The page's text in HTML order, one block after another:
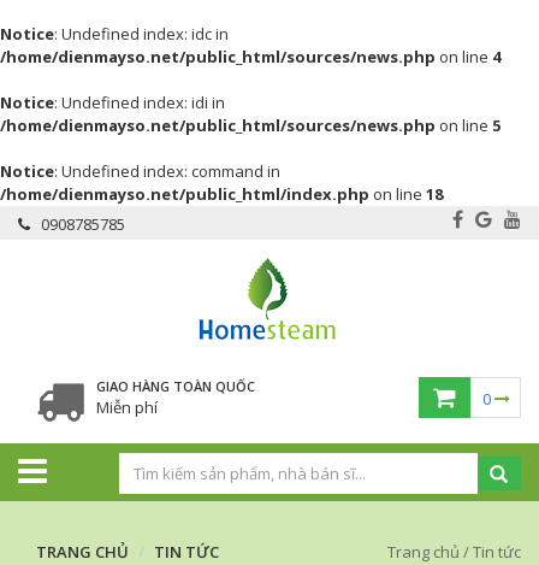
Notice: Undefined index: idc in
/home/dienmayso.net/public_html/sources/news.php on line 4
Notice: Undefined index: idi in
/home/dienmayso.net/public_html/sources/news.php on line 5
Notice: Undefined index: command in
/home/dienmayso.net/public_html/index.php on line 18
0908785785
GIAO HÀNG TOÀN QUỐC
Miễn phí 0
TRANG CHỦ TIN TỨC Trang chủ /Tin tức